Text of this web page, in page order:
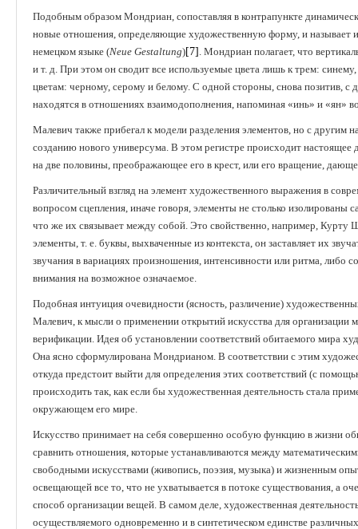
Подобным образом Мондриан, сопоставляя в контрапункте
новые отношения, определяющие художественную форму, и называет
немецком языке (Neue Gestaltung)[7] . Мондриан полагает, что
и т. д. При этом он сводит все используемые цвета лишь к трем:
цветам: черному, серому и белому. С одной стороны, снова позитив, с
находятся в отношениях взаимодополнения, напоминая «инь» и «ян»
Малевич также прибегал к модели разделения элементов, но с другим
созданию нового универсума. В этом регистре происходит настоящее
на две половины, преображающее его в крест, или его вращение,
Различительный взгляд на элемент художественного выражения в
вопросом сцепления, иначе говоря, элементы не столько изолированы
что же их связывает между собой. Это свойственно, например, Курту
элементы, т. е. буквы, выхваченные из контекста, он заставляет их
звучания в вариациях произношения, интенсивности или ритма, либо
внимания на возможное означаемое.
Подобная интуиция очевидности (ясность, различение)
Малевич, к мысли о применении открытий искусства для организации
верификации. Идея об установлении соответствий обитаемого мира
Она ясно сформулирована Мондрианом. В соответствии с этим
откуда предстоит выйти для определения этих соответствий (с
происходить так, как если бы художественная деятельность стала
окружающем его мире.
Искусство принимает на себя совершенно особую функцию в жизни
сравнить отношения, которые устанавливаются между
свободными искусствами (живопись, поэзия, музыка) и жизненным
освещающей все то, что не ухватывается в потоке существования, а
способ организации вещей. В самом деле, художественная
осуществляемого одновременно и в синтетическом единстве